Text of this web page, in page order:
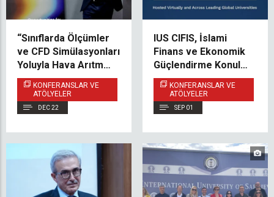
“Sınıflarda Ölçümler
ve CFD Simülasyonları
Yoluyla Hava Arıtma
Teknolojilerinin
Optimizasyonu”
Projesinin Bilim,
İnovasyon Zirvesi’nde
Sunumu
KONFERANSLAR VE
ATÖLYELER
DEC 22
IUS CIFIS, İslami
Finans ve Ekonomik
Güçlendirme Konulu
IQRA 2025 Küresel
Konferansı’nı
Gerçekleştirdi
KONFERANSLAR VE
ATÖLYELER
SEP 01